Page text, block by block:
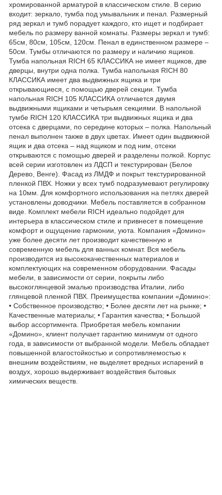
хромированной арматурой в классическом стиле. В серию
входит: зеркало, тумба под умывальник и пенал. Размерный
ряд зеркал и тумб порадует каждого, кто ищет и подбирает
мебель по размеру ванной комнаты. Размеры зеркал и тумб:
65см, 80см, 105см, 120см. Пенал в единственном размере –
50см. Тумбы отличаются по размеру и наличию ящиков.
Тумба напольная RICH 65 КЛАССИКА не имеет ящиков, две
дверцы, внутри одна полка. Тумба напольная RICH 80
КЛАССИКА имеет два выдвижных ящика и три
открывающиеся, с помощью дверей секции. Тумба
напольная RICH 105 КЛАССИКА отличается двумя
выдвижными ящиками и четырьмя секциями. В напольной
тумбе RICH 120 КЛАССИКА три выдвижных ящика и два
отсека с дверцами, по середине которых – полка. Напольный
пенал выполнен также в двух цветах. Имеет один выдвижной
ящик и два отсека – над ящиком и под ним, отсеки
открываются с помощью дверей и разделены полкой. Корпус
всей серии изготовлен из ЛДСП и текстурирован (Белое
Дерево, Венге). Фасад из ЛМДФ и покрыт текстурированной
пленкой ПВХ. Ножки у всех тумб подразумевают регулировку
на 10мм. Для комфортного использования на петлях дверей
установлены доводчики. Мебель поставляется в собранном
виде. Комплект мебели RICH идеально подойдет для
интерьера в классическом стиле и привнесет в помещение
комфорт и ощущение гармонии, уюта. Компания «Домино»
уже более десяти лет производит качественную и
современную мебель для ванных комнат. Вся мебель
производится из высококачественных материалов и
комплектующих на современном оборудовании. Фасады
мебели, в зависимости от серии, покрыты либо
высокоглянцевой эмалью производства Италии, либо
глянцевой пленкой ПВХ. Преимущества компании «Домино»:
• Собственное производство; • Более десяти лет на рынке; •
Качественные материалы; • Гарантия качества; • Большой
выбор ассортимента. Приобретая мебель компании
«Домино», клиент получает гарантию минимум от одного
года, в зависимости от выбранной модели. Мебель обладает
повышенной влагостойкостью и сопротивляемостью к
внешним воздействиям, не выделяет вредных испарений в
воздух, хорошо выдерживает воздействия бытовых
химических веществ.